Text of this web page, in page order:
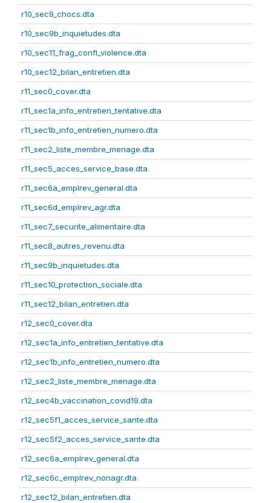
r10_sec9_chocs.dta
r10_sec9b_inquietudes.dta
r10_sec11_frag_confl_violence.dta
r10_sec12_bilan_entretien.dta
r11_sec0_cover.dta
r11_sec1a_info_entretien_tentative.dta
r11_sec1b_info_entretien_numero.dta
r11_sec2_liste_membre_menage.dta
r11_sec5_acces_service_base.dta
r11_sec6a_emplrev_general.dta
r11_sec6d_emplrev_agr.dta
r11_sec7_securite_alimentaire.dta
r11_sec8_autres_revenu.dta
r11_sec9b_inquietudes.dta
r11_sec10_protection_sociale.dta
r11_sec12_bilan_entretien.dta
r12_sec0_cover.dta
r12_sec1a_info_entretien_tentative.dta
r12_sec1b_info_entretien_numero.dta
r12_sec2_liste_membre_menage.dta
r12_sec4b_vaccination_covid19.dta
r12_sec5f1_acces_service_sante.dta
r12_sec5f2_acces_service_sante.dta
r12_sec6a_emplrev_general.dta
r12_sec6c_emplrev_nonagr.dta
r12_sec12_bilan_entretien.dta